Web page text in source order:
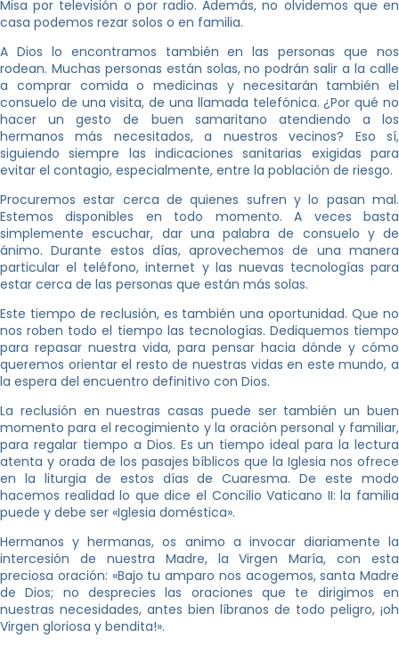
Misa por televisión o por radio. Además, no olvidemos que en
casa podemos rezar solos o en familia.
A Dios lo encontramos también en las personas que nos
rodean. Muchas personas están solas, no podrán salir a la calle
a comprar comida o medicinas y necesitarán también el
consuelo de una visita, de una llamada telefónica. ¿Por qué no
hacer un gesto de buen samaritano atendiendo a los
hermanos más necesitados, a nuestros vecinos? Eso sí,
siguiendo siempre las indicaciones sanitarias exigidas para
evitar el contagio, especialmente, entre la población de riesgo.
Procuremos estar cerca de quienes sufren y lo pasan mal.
Estemos disponibles en todo momento. A veces basta
simplemente escuchar, dar una palabra de consuelo y de
ánimo. Durante estos días, aprovechemos de una manera
particular el teléfono, internet y las nuevas tecnologías para
estar cerca de las personas que están más solas.
Este tiempo de reclusión, es también una oportunidad. Que no
nos roben todo el tiempo las tecnologías. Dediquemos tiempo
para repasar nuestra vida, para pensar hacia dónde y cómo
queremos orientar el resto de nuestras vidas en este mundo, a
la espera del encuentro definitivo con Dios.
La reclusión en nuestras casas puede ser también un buen
momento para el recogimiento y la oración personal y familiar,
para regalar tiempo a Dios. Es un tiempo ideal para la lectura
atenta y orada de los pasajes bíblicos que la Iglesia nos ofrece
en la liturgia de estos días de Cuaresma. De este modo
hacemos realidad lo que dice el Concilio Vaticano II: la familia
puede y debe ser «Iglesia doméstica».
Hermanos y hermanas, os animo a invocar diariamente la
intercesión de nuestra Madre, la Virgen María, con esta
preciosa oración: «Bajo tu amparo nos acogemos, santa Madre
de Dios; no desprecies las oraciones que te dirigimos en
nuestras necesidades, antes bien líbranos de todo peligro, ¡oh
Virgen gloriosa y bendita!».